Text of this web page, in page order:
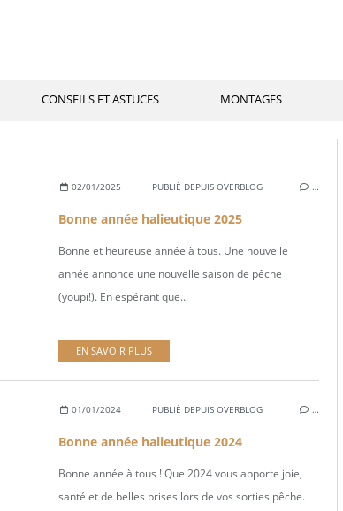
CONSEILS ET ASTUCES MONTAGES
02/01/2025 PUBLIÉ DEPUIS OVERBLOG …
Bonne année halieutique 2025
Bonne et heureuse année à tous. Une nouvelle
année annonce une nouvelle saison de pêche
(youpi!). En espérant que...
EN SAVOIR PLUS
01/01/2024 PUBLIÉ DEPUIS OVERBLOG …
Bonne année halieutique 2024
Bonne année à tous ! Que 2024 vous apporte joie,
santé et de belles prises lors de vos sorties pêche.